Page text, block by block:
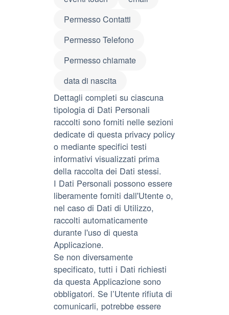
Permesso Contatti
Permesso Telefono
Permesso chiamate
data di nascita
Dettagli completi su ciascuna
tipologia di Dati Personali
raccolti sono forniti nelle sezioni
dedicate di questa privacy policy
o mediante specifici testi
informativi visualizzati prima
della raccolta dei Dati stessi.
I Dati Personali possono essere
liberamente forniti dall'Utente o,
nel caso di Dati di Utilizzo,
raccolti automaticamente
durante l'uso di questa
Applicazione.
Se non diversamente
specificato, tutti i Dati richiesti
da questa Applicazione sono
obbligatori. Se l’Utente rifiuta di
comunicarli, potrebbe essere